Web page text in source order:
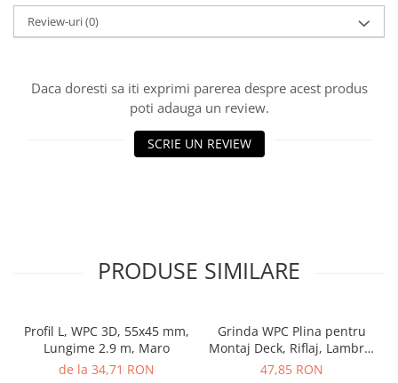
Review-uri(0)
Daca doresti sa iti exprimi parerea despre acest produs
poti adauga un review.
SCRIE UN REVIEW
PRODUSE SIMILARE
Profil L, WPC 3D, 55x45 mm,
Lungime 2.9 m, Maro
de la 34,71 RON
Grinda WPC Plina pentru
Montaj Deck, Riflaj, Lambriu
40x25 mm, Lungime 3
47,85 RON